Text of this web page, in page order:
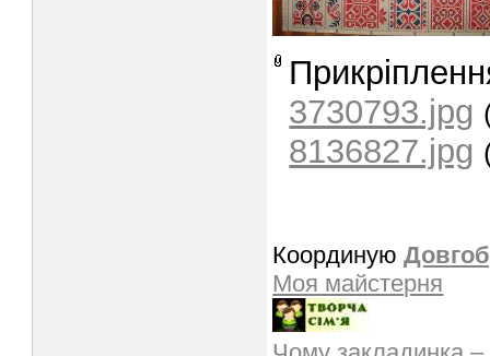
3730793.jpg
8136827.jpg
Координую
Моя майстерня